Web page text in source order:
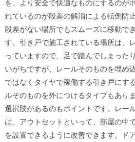
を、より安全で快適なものにするのが
れているのが段差の解消による転倒防
段差がない場所でもスムーズに移動で
す。引き戸で施工されている場所は、
っていますので、足で踏んでしまった
いがちですが、レールそのものを埋め
ではなくタイヤで稼働する引き戸にす
ルそのものを外につけるタイプもあり
選択肢があるのもポイントです。レー
は、アウトセットといって、部屋の中
を設置できるように改善できます。ド